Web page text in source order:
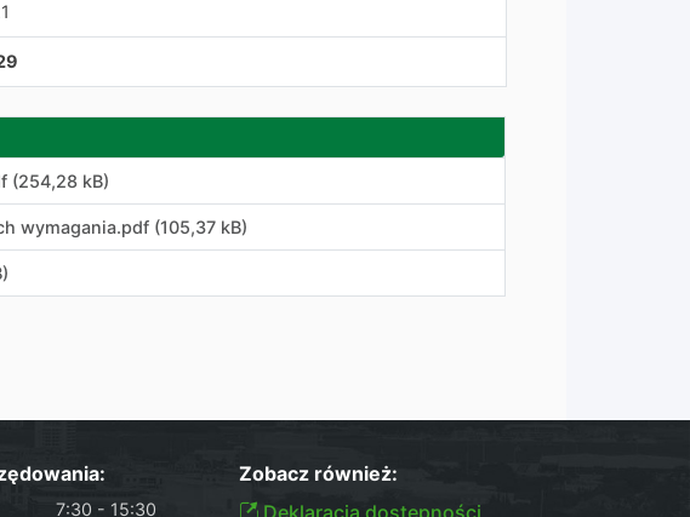
(254,28 kB)
wymagania.pdf (105,37 kB)
7:30 - 15:30
Zobacz również:
Deklaracja dostępności